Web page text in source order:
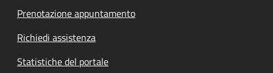
Prenotazione appuntamento
Richiedi assistenza
Statistiche del portale